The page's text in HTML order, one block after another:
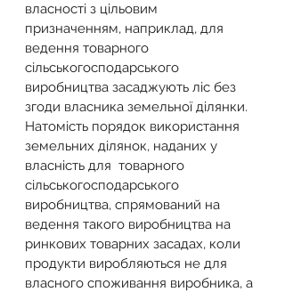
власності з цільовим
призначенням, наприклад, для
ведення товарного
сільськогосподарського
виробництва засаджують ліс без
згоди власника земельної ділянки.
Натомість порядок використання
земельних ділянок, наданих у
власність для  товарного
сільськогосподарського
виробництва, спрямований на
ведення такого виробництва на
ринкових товарних засадах, коли
продукти виробляються не для
власного споживання виробника, а